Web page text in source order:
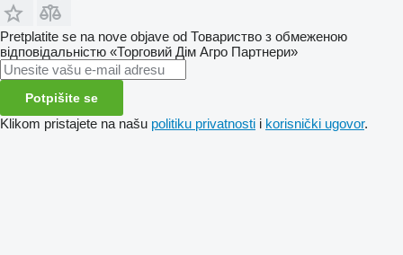
Pretplatite se na nove objave od Товариство з обмеженою
відповідальністю «Торговий Дім Агро Партнери»
Potpišite se
Klikom pristajete na našu politiku privatnosti i korisnički ugovor.